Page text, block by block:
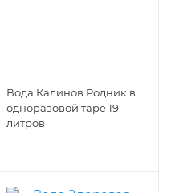
Вода Калинов Родник в
одноразовой таре 19
литров